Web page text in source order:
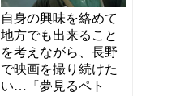
自身の興味を絡めて
地方でも出来ること
を考えながら、長野
で映画を撮り続けた
い…『夢見るペト